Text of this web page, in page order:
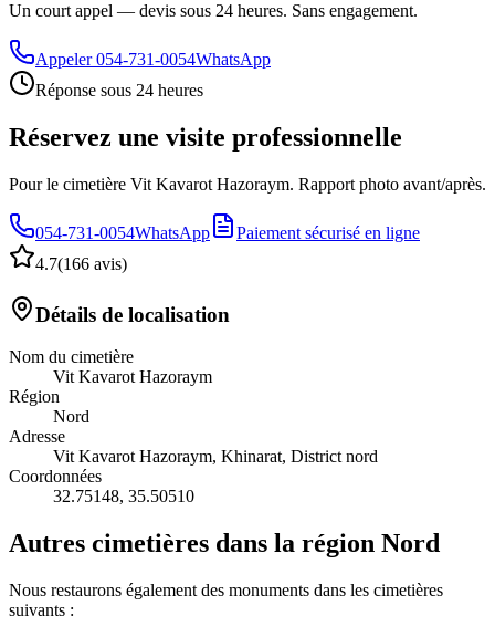
Un court appel — devis sous 24 heures. Sans engagement.
Appeler 054-731-0054WhatsApp
Réponse sous 24 heures
Réservez une visite professionnelle
Pour le cimetière Vit Kavarot Hazoraym. Rapport photo avant/après.
054-731-0054WhatsApp
Paiement sécurisé en ligne
4.7(166 avis)
Détails de localisation
Nom du cimetière
Vit Kavarot Hazoraym
Région
Nord
Adresse
Vit Kavarot Hazoraym, Khinarat, District nord
Coordonnées
32.75148, 35.50510
Autres cimetières dans la région Nord
Nous restaurons également des monuments dans les cimetières
suivants :